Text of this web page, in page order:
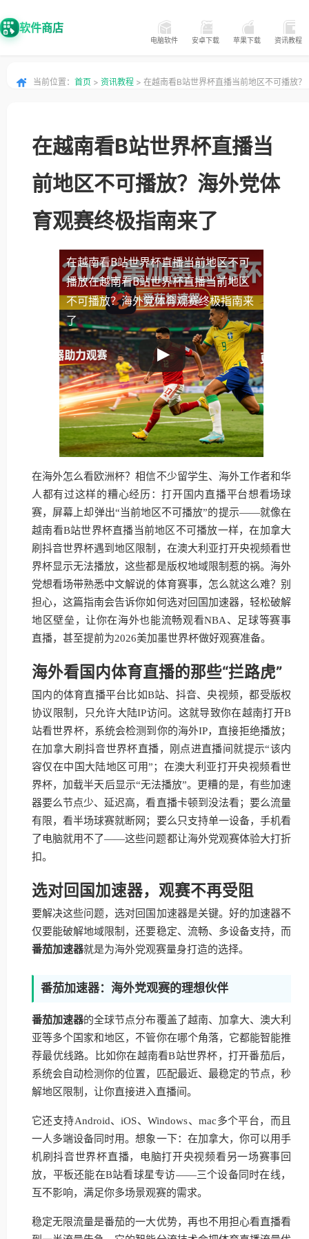
软件商店
电脑软件 安卓下载 苹果下载 资讯教程
当前位置： 首页 > 资讯教程 > 在越南看B站世界杯直播当前地区不可播放？
在越南看B站世界杯直播当
前地区不可播放？海外党体
育观赛终极指南来了
在越南看B站世界杯直播当前地区不可
播放在越南看B站世界杯直播当前地区
不可播放？海外党体育观赛终极指南来
了
在海外怎么看欧洲杯？相信不少留学生、海外工作者和华
人都有过这样的糟心经历：打开国内直播平台想看场球
赛，屏幕上却弹出“当前地区不可播放”的提示——就像在
越南看B站世界杯直播当前地区不可播放一样，在加拿大
刷抖音世界杯遇到地区限制，在澳大利亚打开央视频看世
界杯显示无法播放，这些都是版权地域限制惹的祸。海外
党想看场带熟悉中文解说的体育赛事，怎么就这么难？别
担心，这篇指南会告诉你如何选对回国加速器，轻松破解
地区壁垒，让你在海外也能流畅观看NBA、足球等赛事
直播，甚至提前为2026美加墨世界杯做好观赛准备。
海外看国内体育直播的那些“拦路虎”
国内的体育直播平台比如B站、抖音、央视频，都受版权
协议限制，只允许大陆IP访问。这就导致你在越南打开B
站看世界杯，系统会检测到你的海外IP，直接拒绝播放；
在加拿大刷抖音世界杯直播，刚点进直播间就提示“该内
容仅在中国大陆地区可用”；在澳大利亚打开央视频看世
界杯，加载半天后显示“无法播放”。更糟的是，有些加速
器要么节点少、延迟高，看直播卡顿到没法看；要么流量
有限，看半场球赛就断网；要么只支持单一设备，手机看
了电脑就用不了——这些问题都让海外党观赛体验大打折
扣。
选对回国加速器，观赛不再受阻
要解决这些问题，选对回国加速器是关键。好的加速器不
仅要能破解地域限制，还要稳定、流畅、多设备支持，而
番茄加速器就是为海外党观赛量身打造的选择。
番茄加速器：海外党观赛的理想伙伴
番茄加速器的全球节点分布覆盖了越南、加拿大、澳大利
亚等多个国家和地区，不管你在哪个角落，它都能智能推
荐最优线路。比如你在越南看B站世界杯，打开番茄后，
系统会自动检测你的位置，匹配最近、最稳定的节点，秒
解地区限制，让你直接进入直播间。
它还支持Android、iOS、Windows、mac多个平台，而且
一人多端设备同时用。想象一下：在加拿大，你可以用手
机刷抖音世界杯直播，电脑打开央视频看另一场赛事回
放，平板还能在B站看球星专访——三个设备同时在线，
互不影响，满足你多场景观赛的需求。
稳定无限流量是番茄的一大优势，再也不用担心看直播看